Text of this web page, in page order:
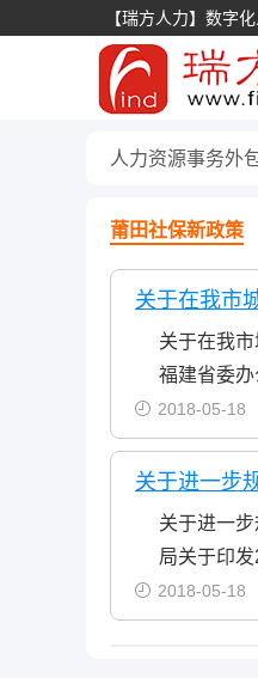
【瑞方人力】数字
人力资源事务外
莆田社保新政策
关于在我市
关于在我
福建省委
2018-05-18
关于进一步
关于进一
局关于印
2018-05-18